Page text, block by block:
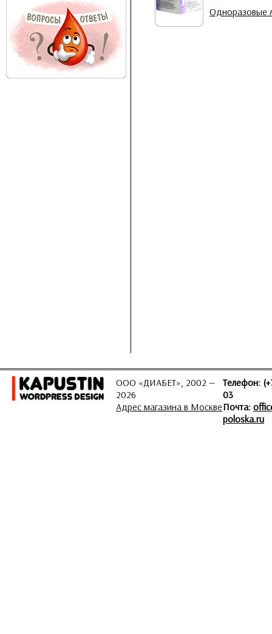
Одноразовые
ООО «ДИАБЕТ», 2002 —
2026
Адрес магазина в Москве
Телефон:
03
Почта:
poloska.ru